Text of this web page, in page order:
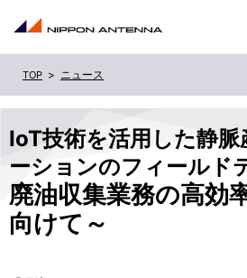
IoT技術を活用した静脈
ーションのフィールド
廃油収集業務の高効
向けて～
ニュース
IR
採用